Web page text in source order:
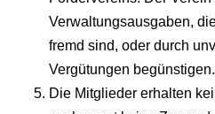
Verwaltungsausgaben,
fremd sind, oder durch
Vergütungen begünstigen.
Die Mitglieder erhalten